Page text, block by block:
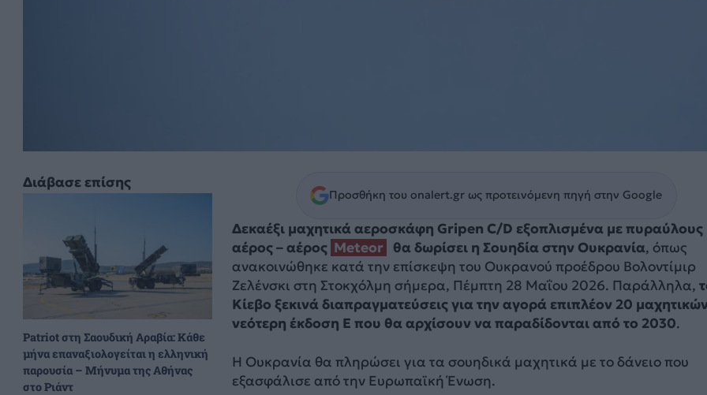
Διάβασε επίσης
Patriot στη Σαουδική Αραβία: Κάθε
μήνα επαναξιολογείται η ελληνική
παρουσία – Μήνυμα της Αθήνας
στο Ριάντ
Προσθήκη του onalert.gr ως προτεινόμενη πηγή στην Google
Δεκαέξι μαχητικά αεροσκάφη Gripen C/D εξοπλισμένα με πυραύλους
αέρος – αέρος Meteor θα δωρίσει η Σουηδία στην Ουκρανία, όπως
ανακοινώθηκε κατά την επίσκεψη του Ουκρανού προέδρου Βολοντίμιρ
Ζελένσκι στη Στοκχόλμη σήμερα, Πέμπτη 28 Μαΐου 2026. Παράλληλα,
Κίεβο ξεκινά διαπραγματεύσεις για την αγορά επιπλέον 20
νεότερη έκδοση E που θα αρχίσουν να παραδίδονται από το 2030.
Η Ουκρανία θα πληρώσει για τα σουηδικά μαχητικά με το δάνειο που
εξασφάλισε από την Ευρωπαϊκή Ένωση.